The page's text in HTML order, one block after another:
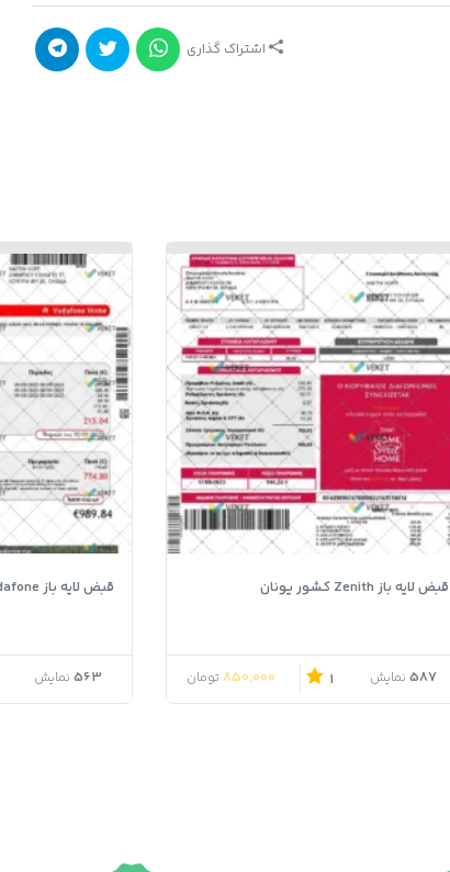
اشتراک گذاری
قبض لایه باز Zenith کشور یونان
587 نمایش 1
850,000 تومان
قبض لایه باز Vodafone کشور یونان
563 نمایش